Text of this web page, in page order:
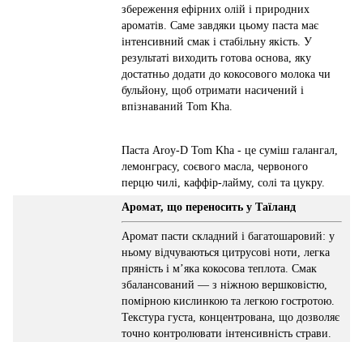
збереження ефірних олій і природних
ароматів. Саме завдяки цьому паста має
інтенсивний смак і стабільну якість. У
результаті виходить готова основа, яку
достатньо додати до кокосового молока чи
бульйону, щоб отримати насичений і
впізнаваний Tom Kha.
Паста Aroy-D Tom Kha - це суміш галангал,
лемонграсу, соєвого масла, червоного
перцю чилі, каффір-лайму, солі та цукру.
Аромат, що переносить у Таїланд
Аромат пасти складний і багатошаровий: у
ньому відчуваються цитрусові ноти, легка
пряність і м’яка кокосова теплота. Смак
збалансований — з ніжною вершковістю,
помірною кислинкою та легкою гостротою.
Текстура густа, концентрована, що дозволяє
точно контролювати інтенсивність страви.